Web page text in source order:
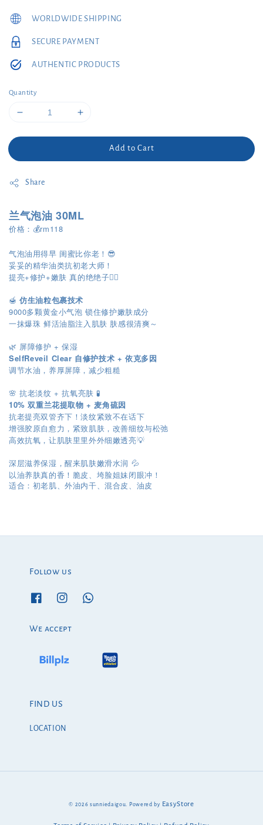
WORLDWIDE SHIPPING
SECURE PAYMENT
AUTHENTIC PRODUCTS
Quantity
Add to Cart
Share
兰气泡油 30ML
价格：💰rm118
气泡油用得早 闺蜜比你老！😎
妥妥的精华油类抗初老大师！
提亮+修护+嫩肤 真的绝绝子👍🏻
🍯 仿生油粒包裹技术
9000多颗黄金小气泡 锁住修护嫩肤成分
一抹爆珠 鲜活油脂注入肌肤 肤感很清爽～
🌿 屏障修护 + 保湿
SelfReveil Clear 自修护技术 + 依克多因
调节水油，养厚屏障，减少粗糙
🌸 抗老淡纹 + 抗氧亮肤 🧪
10% 双重兰花提取物 + 麦角硫因
抗老提亮双管齐下！淡纹紧致不在话下
增强胶原自愈力，紧致肌肤，改善细纹与松弛
高效抗氧，让肌肤里里外外细嫩透亮💡
深层滋养保湿，醒来肌肤嫩滑水润 💦
以油养肤真的香！脆皮、垮脸姐妹闭眼冲！
适合：初老肌、外油内干、混合皮、油皮
Follow us
We accept
FIND US
LOCATION
© 2026 sunniedaigou. Powered by EasyStore